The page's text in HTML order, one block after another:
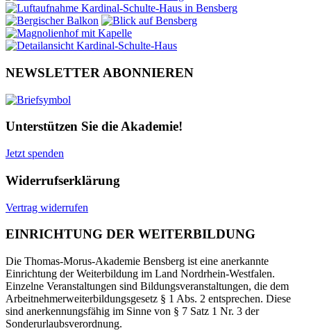
NEWSLETTER ABONNIEREN
Unterstützen Sie die Akademie!
Jetzt spenden
Widerrufserklärung
Vertrag widerrufen
EINRICHTUNG DER WEITERBILDUNG
Die Thomas-Morus-Akademie Bensberg ist eine anerkannte
Einrichtung der Weiterbildung im Land Nordrhein-Westfalen.
Einzelne Veranstaltungen sind Bildungsveranstaltungen, die dem
Arbeitnehmerweiterbildungsgesetz § 1 Abs. 2 entsprechen. Diese
sind anerkennungsfähig im Sinne von § 7 Satz 1 Nr. 3 der
Sonderurlaubsverordnung.